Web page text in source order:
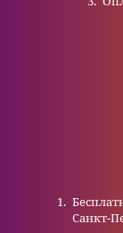
Санкт-